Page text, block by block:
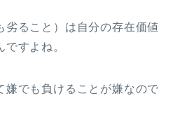
劣ること）は自分の存在価値
すよね。
嫌でも負けることが嫌なので